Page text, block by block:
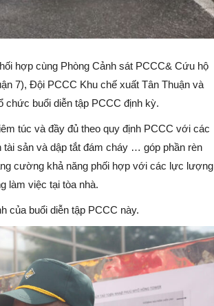
hợp cùng Phòng Cảnh sát PCCC& Cứu hộ
7), Đội PCCC Khu chế xuất Tân Thuận và
chức buổi diễn tập PCCC định kỳ.
túc và đầy đủ theo quy định PCCC với các
sản và dập tắt đám cháy … góp phần rèn
cường khả năng phối hợp với các lực lượng
làm việc tại tòa nhà.
của buổi diễn tập PCCC này.